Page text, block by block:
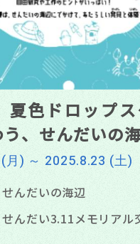
色ドロップス
う、せんだいの
月) ～ 2025.8.23 (土)
せんだいの海辺
せんだい3.11メモリアル